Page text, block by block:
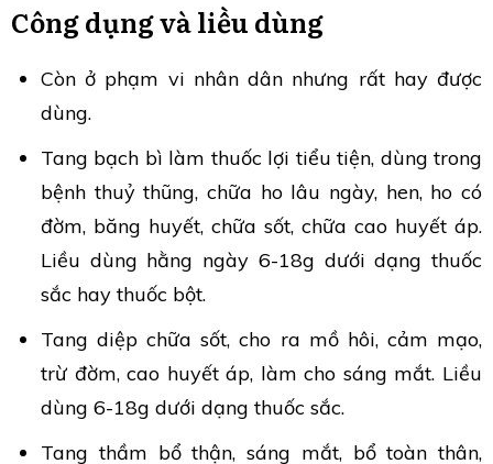
Công dụng và liều dùng
Còn ở phạm vi nhân dân nhưng rất hay được
dùng.
Tang bạch bì làm thuốc lợi tiểu tiện, dùng trong
bệnh thuỷ thũng, chữa ho lâu ngày, hen, ho có
đờm, băng huyết, chữa sốt, chữa cao huyết áp.
Liều dùng hằng ngày 6-18g dưới dạng thuốc
sắc hay thuốc bột.
Tang diệp chữa sốt, cho ra mồ hôi, cảm mạo,
trừ đờm, cao huyết áp, làm cho sáng mắt. Liều
dùng 6-18g dưới dạng thuốc sắc.
Tang thầm bổ thận, sáng mắt, bổ toàn thân,